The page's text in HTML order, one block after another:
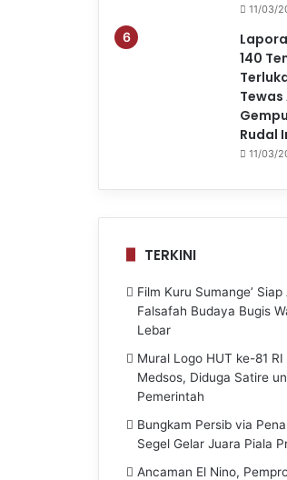
11/03/
140
Rudal
11/03/
TERKINI
Film Kuru Sumange’
Falsafah Budaya Bugis
Lebar
Mural Logo HUT ke-81 RI
Medsos, Diduga Satire
Pemerintah
Bungkam Persib via
Segel Gelar Juara Piala
Ancaman El Nino,